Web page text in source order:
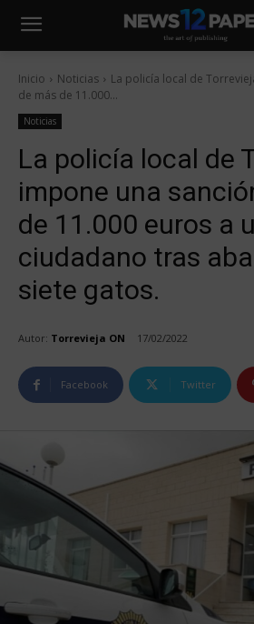
Inicio Noticias
La policía local de
de más de 11.000...
Noticias
La policía local de
impone una
de 11.000 euros a
ciudadano tras
siete gatos.
Autor: Torrevieja ON 17/02/2022
Facebook Twitter